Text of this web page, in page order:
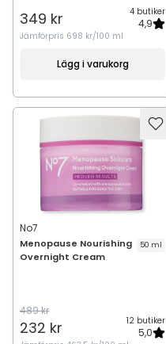
349 kr 4 butiker
4,9
Jämförpris 698 kr/100 ml
Lägg i varukorg
No7
Menopause Nourishing
Overnight Cream
50 ml
489 kr
232 kr 12 butiker
5,0